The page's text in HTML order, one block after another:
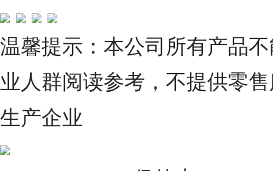
温馨提示：本公司所有产品
业人群阅读参考，不提供零
生产企业